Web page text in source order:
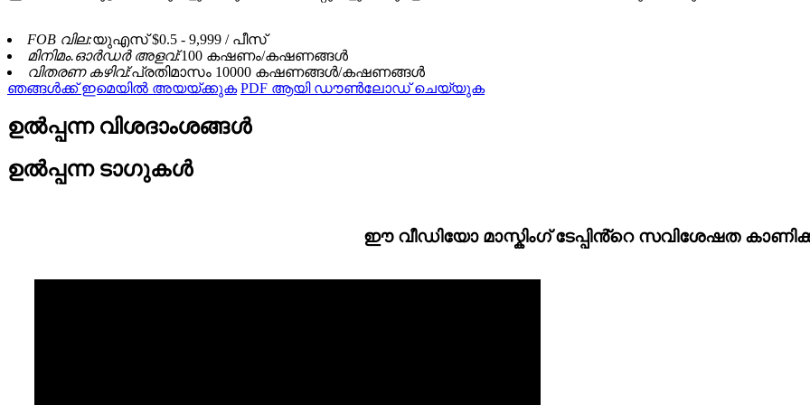
FOB വില:യുഎസ് $0.5 - 9,999 / പീസ്
മിനിമം.ഓർഡർ അളവ്:100 കഷണം/കഷണങ്ങൾ
വിതരണ കഴിവ്:പ്രതിമാസം 10000 കഷണങ്ങൾ/കഷണങ്ങൾ
ഞങ്ങൾക്ക് ഇമെയിൽ അയയ്ക്കുക PDF ആയി ഡൗൺലോഡ് ചെയ്യുക
ഉൽപ്പന്ന വിശദാംശങ്ങൾ
ഉൽപ്പന്ന ടാഗുകൾ
ഈ വീഡിയോ മാസ്കിംഗ് ടേപ്പിൻ്റെ സവിശേഷത